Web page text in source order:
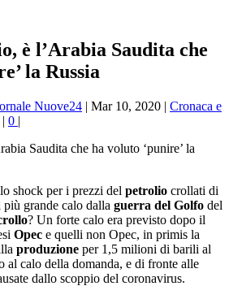
è l’Arabia Saudita che
la Russia
Nuove24 | Mar 10, 2020 | Cronaca e
| 0 |
shock per i prezzi del petrolio crollati di
grande calo dalla guerra del Golfo del
? Un forte calo era previsto dopo il
Opec e quelli non Opec, in primis la
produzione per 1,5 milioni di barili al
al calo della domanda, e di fronte alle
dallo scoppio del coronavirus.